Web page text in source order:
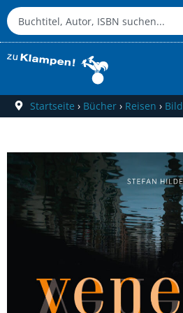
Startseite › Bücher› Reisen ›